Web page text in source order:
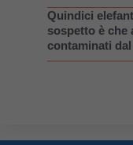
Quindici
sospetto è che
contaminati